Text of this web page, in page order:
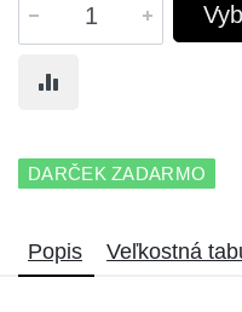
DARČEK ZADARMO
Popis Veľkostná